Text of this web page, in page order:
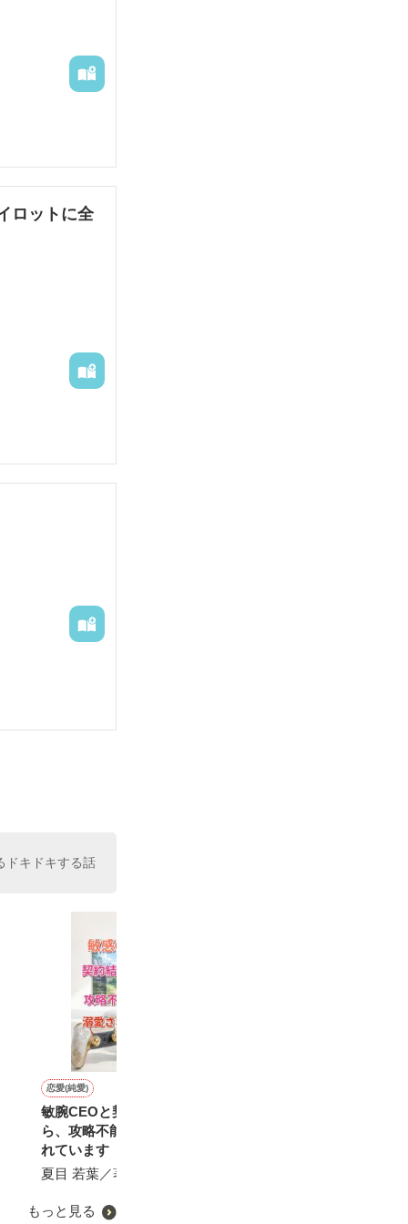
ためなら、愛
ロットに全
ドキドキする話
恋愛(純愛)
敏腕CEOと契約結婚した
ら、攻略不能なほど溺愛さ
れています
夏目 若葉／著
もっと見る